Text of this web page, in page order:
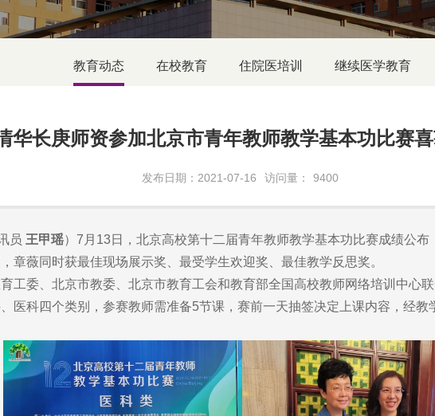
教育动态 在校教育 住院医培训 继续医学教育
华长庚师资参加北京市青年教师教学基本功比赛
发布日期：2021-07-16 访问量： 9400
员 王甲瑶）7月13日，北京高校第十二届青年教师教学基本功比赛成绩公
章薇同时获最佳现场展示奖、最受学生欢迎奖、最佳教学反思奖。
委、北京市教委、北京市教育工会和教育部全国高校教师网络培训中心联
医科四个类别，参赛教师需准备5节课，赛前一天抽签决定上课内容，经